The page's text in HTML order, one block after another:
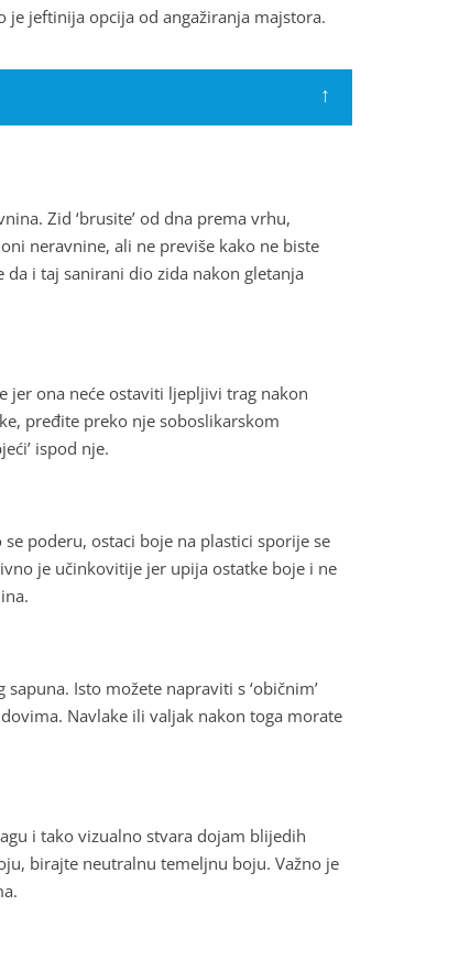
je jeftinija opcija od angažiranja majstora.
↑
Zid ‘brusite’ od dna prema vrhu,
neravnine, ali ne previše kako ne biste
i taj sanirani dio zida nakon gletanja
jer ona neće ostaviti ljepljivi trag nakon
pređite preko nje soboslikarskom
ispod nje.
poderu, ostaci boje na plastici sporije se
je učinkovitije jer upija ostatke boje i ne
Isto možete napraviti s ‘običnim’
Navlake ili valjak nakon toga morate
i tako vizualno stvara dojam blijedih
birajte neutralnu temeljnu boju. Važno je